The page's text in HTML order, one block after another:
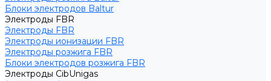
Блоки электродов Baltur
Электроды FBR
Электроды FBR
Электроды ионизации FBR
Электроды розжига FBR
Блоки электродов розжига FBR
Электроды CibUnigas